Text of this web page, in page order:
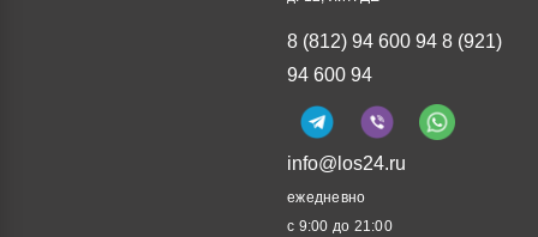
8 (812) 94 600 94 8 (921)
94 600 94
info@los24.ru
ежедневно
с 9:00 до 21:00